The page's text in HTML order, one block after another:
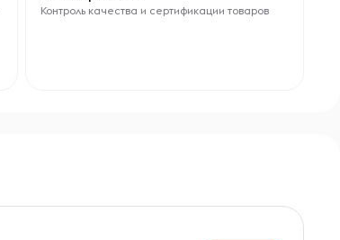
Контроль качества и сертификации товаров